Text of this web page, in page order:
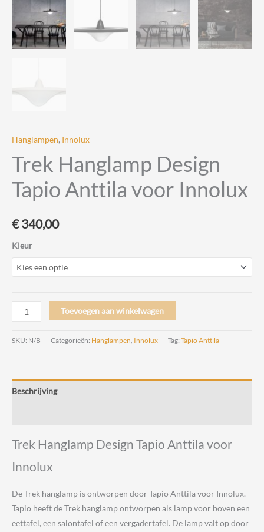
Hanglampen, Innolux
Trek Hanglamp Design
Tapio Anttila voor Innolux
€340,00
Kleur
Trek
Hanglamp
Design
voor
Innolux
Toevoegen aan winkelwagen
SKU: N/B Categorieën: Hanglampen Innolux Tag: Tapio Anttila
Beschrijving
Trek Hanglamp Design Tapio Anttila voor
Innolux
De Trek hanglamp is ontworpen door Tapio Anttila voor Innolux.
Tapio heeft de Trek hanglamp ontworpen als lamp voor boven een
eettafel, een salontafel of een vergadertafel. De lamp valt op door